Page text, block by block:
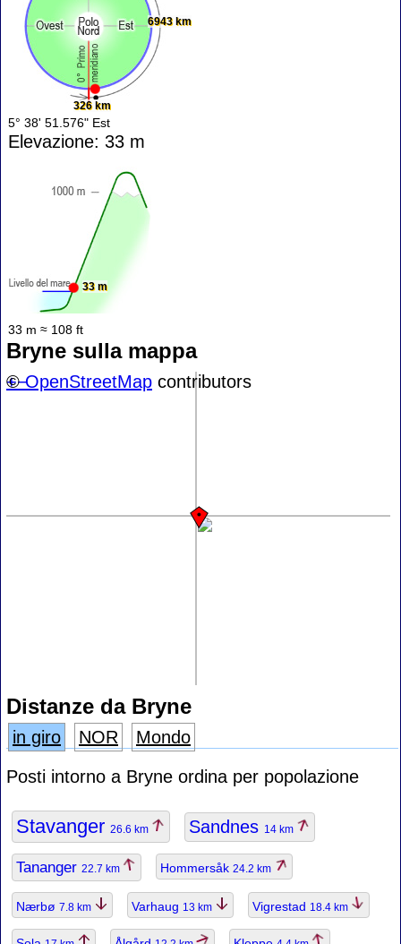
326 km
6943 km
5° 38' 51.576" Est
Elevazione: 33 m
33 m
33 m ≈ 108 ft
Bryne sulla mappa
+−
©OpenStreetMap contributors
Distanze da Bryne
in giro NOR
Mondo
Posti intorno a Bryne ordina per popolazione
Stavanger 26.6 km Sandnes 14 km
Tananger 22.7 km Hommersåk 24.2 km
Nærbø 7.8 km Varhaug 13 km Vigrestad 18.4 km